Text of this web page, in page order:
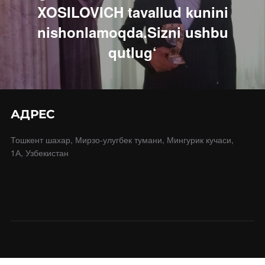
XOSILOVICH tavallud kunini
nishonlamoqda.Sizni ushbu
qutlug‘
АДРЕС
Тошкент шахар, Мирзо-улугбек тумани, Мингурик кучаси,
1А, Узбекистан